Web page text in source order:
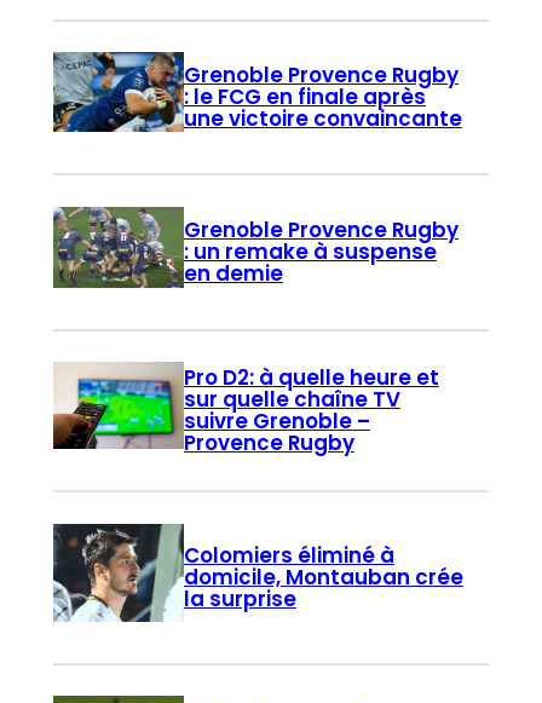
Grenoble Provence Rugby
: le FCG en finale après
une victoire convaincante
Grenoble Provence Rugby
: un remake à suspense
en demie
Pro D2: à quelle heure et
sur quelle chaîne TV
suivre Grenoble –
Provence Rugby
Colomiers éliminé à
domicile, Montauban crée
la surprise